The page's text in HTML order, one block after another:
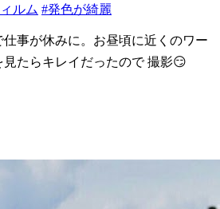
ルム #発色が綺麗
仕事が休みに。お昼頃に近くのワー
見たらキレイだったので 撮影😏